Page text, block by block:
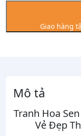
23x23cm
Giao hàng
Mô tả
Tranh Hoa
Vẻ Đẹp